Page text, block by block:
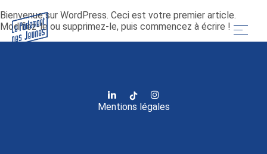
Bienvenue sur WordPress. Ceci est votre premier article.
Modifiez-le ou supprimez-le, puis commencez à écrire !
Mentions légales